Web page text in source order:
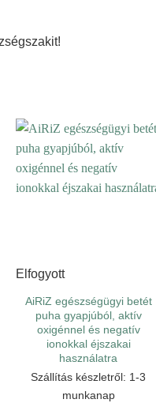
Elfogyott
AiRiZ egészségügyi betét
puha gyapjúból, aktív
oxigénnel és negatív
ionokkal éjszakai
használatra
Szállítás készletről: 1-3
munkanap